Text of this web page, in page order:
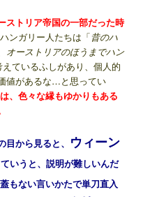
ストリア帝国の一部だった時
ンガリー人たちは「昔のハ
オーストリアのほうまでハン
ているふしがあり、個人的
値があるな…と思ってい
、色々な縁もゆかりもある
から見ると、
ウィーン
いうと、説明が難しいんだ
もない言いかたで単刀直入